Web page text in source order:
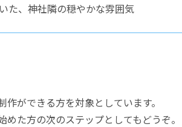
た、神社隣の穏やかな雰囲気
ができる方を対象としています。
た方の次のステップとしてもどうぞ。